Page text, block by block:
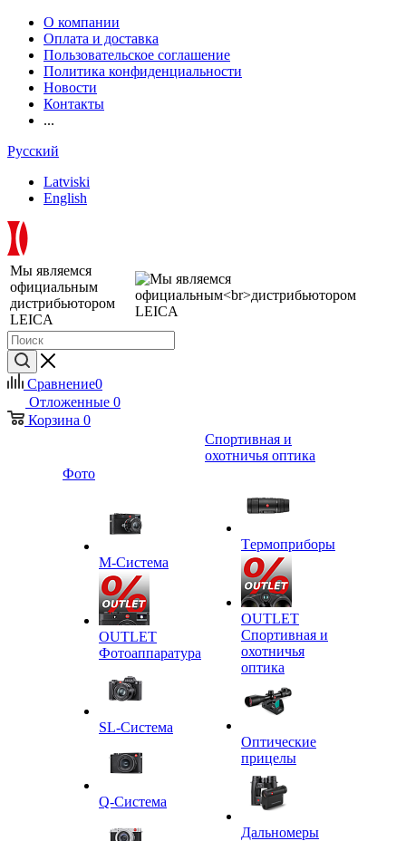
О компании
Оплата и доставка
Пользовательское соглашение
Политика конфиденциальности
Новости
Контакты
...
Русский
Latviski
English
Мы являемся
официальным
дистрибьютором
LEICA
Сравнение0
Отложенные 0
Корзина 0
Фото
M-Система
OUTLET
Фотоаппаратура
SL-Система
Q-Cистема
Спортивная и
охотничья оптика
Tермоприборы
OUTLET
Спортивная и
охотничья
оптика
Оптические
прицелы
Дальномеры